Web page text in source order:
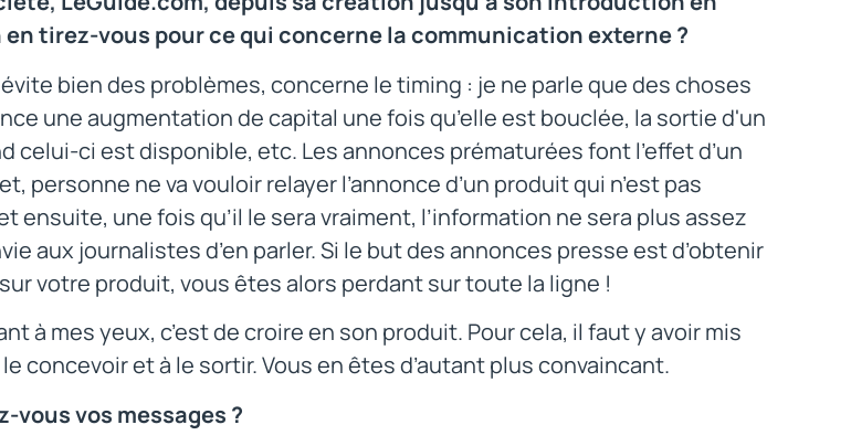
en tirez-vous pour ce qui concerne la communication externe ?
bien des problèmes, concerne le timing : je ne parle que des choses
une augmentation de capital une fois qu’elle est bouclée, la sortie d'un
celui-ci est disponible, etc. Les annonces prématurées font l’effet d’un
personne ne va vouloir relayer l’annonce d’un produit qui n’est pas
ensuite, une fois qu’il le sera vraiment, l’information ne sera plus assez
aux journalistes d’en parler. Si le but des annonces presse est d’obtenir
votre produit, vous êtes alors perdant sur toute la ligne !
à mes yeux, c’est de croire en son produit. Pour cela, il faut y avoir mis
concevoir et à le sortir. Vous en êtes d’autant plus convaincant.
vous vos messages ?